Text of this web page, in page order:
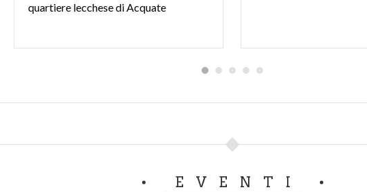
quartiere lecchese di Acquate
EVENTI